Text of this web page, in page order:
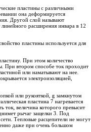
пластины с различными
она деформируется
Другой слой называют
расширения инвара в 12
пластины используется для
При этом количество
При втором способе ток проходит
или наматывают на нее.
электроизоляцией,
или рукояткой, g замкнутом
пластина 7 нагревается
ток, величина которого превысит
рычаг защелки 3. Под
Тепловые расцепители не могут
даже при очень большом